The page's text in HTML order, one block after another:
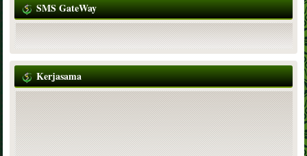
SMS GateWay
Kerjasama